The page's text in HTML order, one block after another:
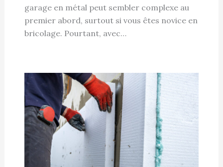
garage en métal peut sembler complexe au
premier abord, surtout si vous êtes novice en
bricolage. Pourtant, avec…